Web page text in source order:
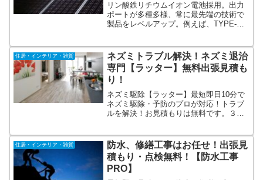
リン酸鉄リチウムイオン電池採用。出力
ポートが多種多様、常に最先端の技術で
製品をレベルアップ。例えば、TYPE-
採用で安全・安心。純正弦波で家電に優
しい。保証期間2年。キャンプ、車中泊、
防災に。
住居・インテリア・雑貨
ネズミトラブル解決！ネズミ退治
専門【ラッター】無料出張見積も
り！
ネズミ駆除【ラッター】最短即日10分で
ネズミ駆除・予防のプロが対応！トラブ
ルを解決！お見積もりは無料です。３６
毒・除菌。一戸建て、マンション、アパ
ート、店舗、飲食店、工場など。
住居・インテリア・雑貨
防水、修繕工事はお任せ！出張見
積もり・点検無料！【防水工事
PRO】